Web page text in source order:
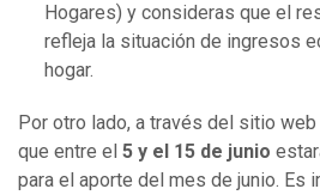
Hogares) y consideras que el
refleja la situación de ingresos
hogar.
Por otro lado, a través del sitio
que entre el 5 y el 15 de junio
para el aporte del mes de junio. Es